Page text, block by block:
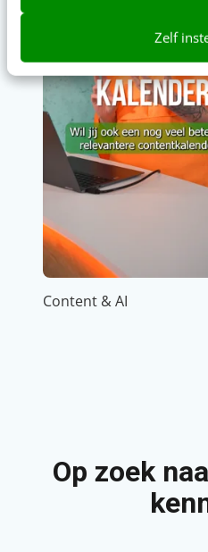
Zelf
Content & AI
Op zoek